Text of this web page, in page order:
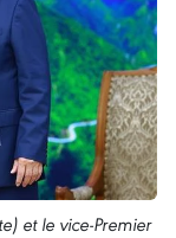
et le vice-Premier